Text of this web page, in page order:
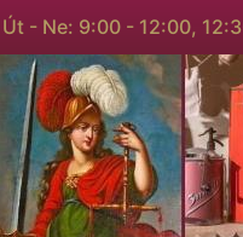
Út - Ne: 9:00 - 12:00,